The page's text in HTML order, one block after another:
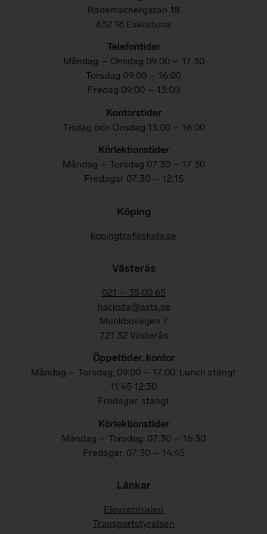
Rademachergatan 18
632 18 Eskilstuna
Telefontider
Måndag – Onsdag 09:00 – 17:30
Torsdag 09:00 – 16:00
Fredag 09:00 – 13:00
Kontorstider
Tisdag och Onsdag 13:00 – 16:00
Körlektionstider
Måndag – Torsdag 07:30 – 17:30
Fredagar 07:30 – 12:15
Köping
kopingtrafikskola.se
Västerås
021 – 35 00 65
hacksta@axts.se
Munkbovägen 7
721 32 Västerås
Öppettider, kontor
Måndag – Torsdag, 09:00 – 17:00. Lunch stängt
11:45-12:30
Fredagar, stängt
Körlektionstider
Måndag – Torsdag, 07:30 – 16:30
Fredagar, 07:30 – 14:45
Länkar
Elevcentralen
Transportstyrelsen